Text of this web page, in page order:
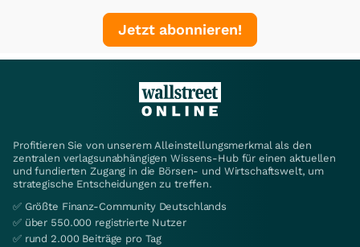
Jetzt abonnieren!
Profitieren Sie von unserem Alleinstellungsmerkmal als den
zentralen verlagsunabhängigen Wissens-Hub für einen aktuellen
und fundierten Zugang in die Börsen- und Wirtschaftswelt, um
strategische Entscheidungen zu treffen.
✅ Größte Finanz-Community Deutschlands
✅ über 550.000 registrierte Nutzer
✅ rund 2.000 Beiträge pro Tag